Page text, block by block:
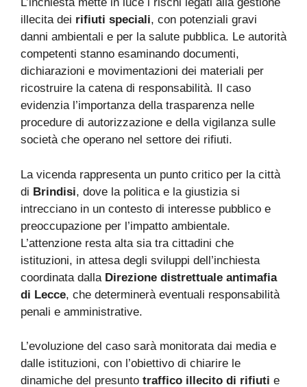
illecita dei rifiuti speciali, con potenziali gravi
danni ambientali e per la salute pubblica. Le autorità
competenti stanno esaminando documenti,
dichiarazioni e movimentazioni dei materiali per
ricostruire la catena di responsabilità. Il caso
evidenzia l’importanza della trasparenza nelle
procedure di autorizzazione e della vigilanza sulle
società che operano nel settore dei rifiuti.
La vicenda rappresenta un punto critico per la città
di Brindisi, dove la politica e la giustizia si
intrecciano in un contesto di interesse pubblico e
preoccupazione per l’impatto ambientale.
L’attenzione resta alta sia tra cittadini che
istituzioni, in attesa degli sviluppi dell’inchiesta
coordinata dalla Direzione distrettuale antimafia
di Lecce, che determinerà eventuali responsabilità
penali e amministrative.
L’evoluzione del caso sarà monitorata dai media e
dalle istituzioni, con l’obiettivo di chiarire le
dinamiche del presunto traffico illecito di rifiuti e